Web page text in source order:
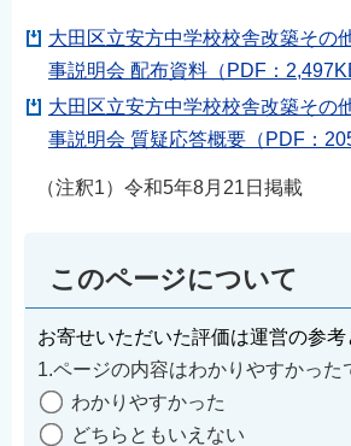
大田区立安方中学校校舎改築その
事説明会 配布資料（PDF：
大田区立安方中学校校舎改築その
事説明会 質疑応答概要（PDF：
（注釈1）令和5年8月21日掲載
このページについて
お寄せいただいた評価は運営の参考
1.ページの内容はわかりやすかった
わかりやすかった
どちらともいえない